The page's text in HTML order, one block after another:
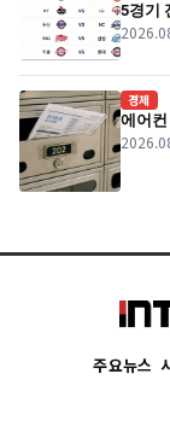
5경기
경제
에어
주요뉴스